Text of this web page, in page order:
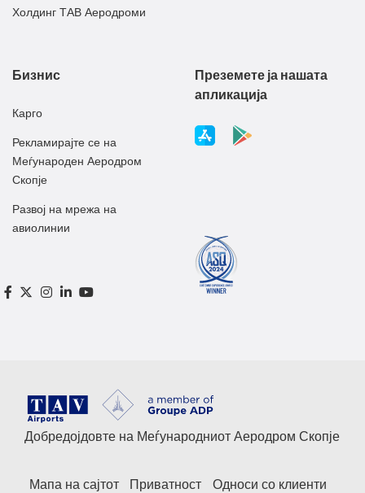
Холдинг ТАВ Аеродроми
Бизнис
Карго
Рекламирајте се на
Меѓународен Аеродром
Скопје
Развој на мрежа на
авиолинии
Преземете ја нашата
апликација
Добредојдовте на Меѓународниот Аеродром Скопје
Мапа на сајтот Приватност Односи со клиенти